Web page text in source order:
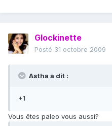
Glockinette
Posté 31 octobre 2009
Astha a dit :
+1
Vous êtes paleo vous aussi?